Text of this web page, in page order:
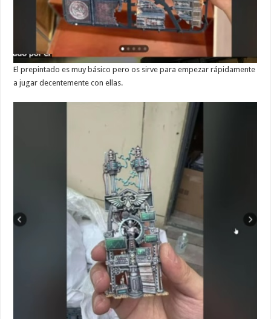
El prepintado es muy básico pero os sirve para empezar rápidamente
a jugar decentemente con ellas.